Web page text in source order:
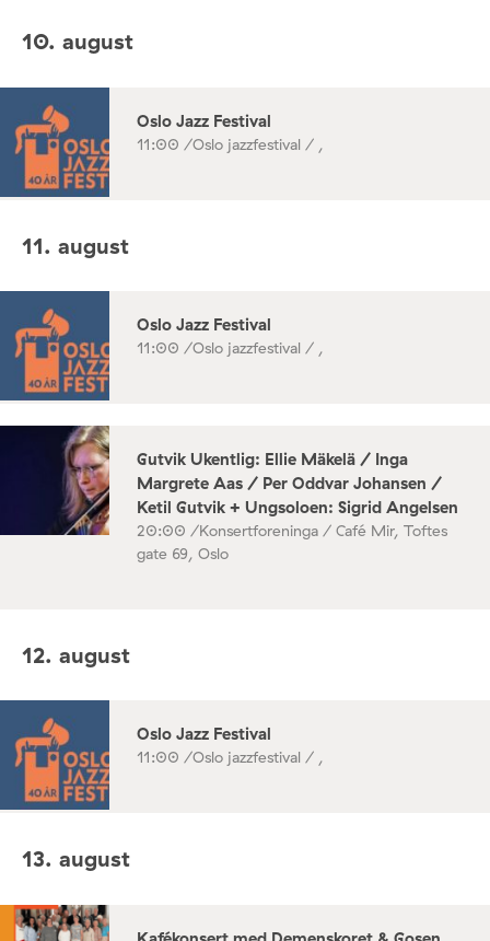
10. august
Oslo Jazz Festival
11:00 /Oslo jazzfestival / ,
11. august
Oslo Jazz Festival
11:00 /Oslo jazzfestival / ,
Gutvik Ukentlig: Ellie Mäkelä / Inga
Margrete Aas / Per Oddvar Johansen /
Ketil Gutvik + Ungsoloen: Sigrid Angelsen
20:00 /Konsertforeninga / Café Mir, Toftes
gate 69, Oslo
12. august
Oslo Jazz Festival
11:00 /Oslo jazzfestival / ,
13. august